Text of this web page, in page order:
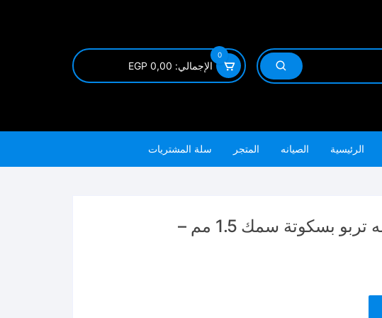
0
الإجمالي: 0,00
EGP
الرئيسية الصيانه المتجر سلة المشتريات
اسطونه الماظه 5 بوصه تربو بسكوتة سمك 1.5 مم –